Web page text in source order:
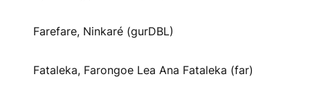
Farefare, Ninkaré (gurDBL)
Fataleka, Farongoe Lea Ana Fataleka (far)